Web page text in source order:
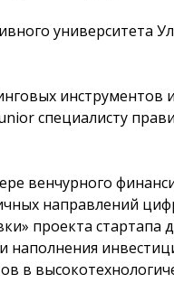
университета
инструментов
специалисту
венчурного
направлений
проекта стартапа
наполнения
в